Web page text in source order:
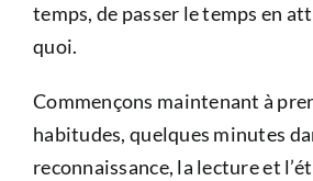
temps, de passer le temps en
quoi.
Commençons maintenant à
habitudes, quelques minutes
reconnaissance, la lecture et